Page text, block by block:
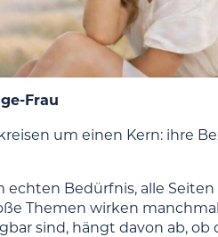
Frau
um einen Kern: ihre
Bedürfnis, alle Seiten
Themen wirken
sind, hängt davon ab, ob